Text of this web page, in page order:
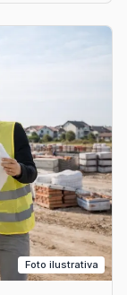
Foto ilustrativa